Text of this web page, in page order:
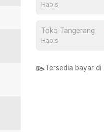
Habis
Toko Tangerang
Habis
Tersedia bayar